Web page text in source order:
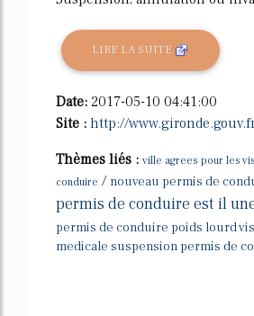
LIRE LA SUITE
Date: 2017-05-10 04:41:00
Site : http://
Thèmes liés : ville agrees pour les
conduire / nouveau permis de
permis de conduire est il
permis de conduire poids lourd
medicale suspension permis de